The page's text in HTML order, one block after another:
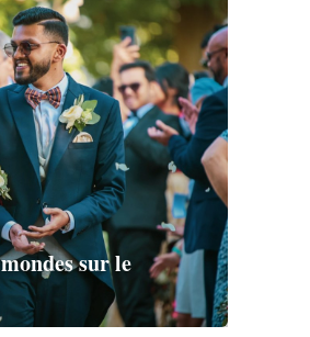
sur le